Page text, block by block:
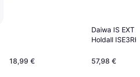
18,99 €
Daiwa IS EXT
Holdall ISE3RH
57,98 €